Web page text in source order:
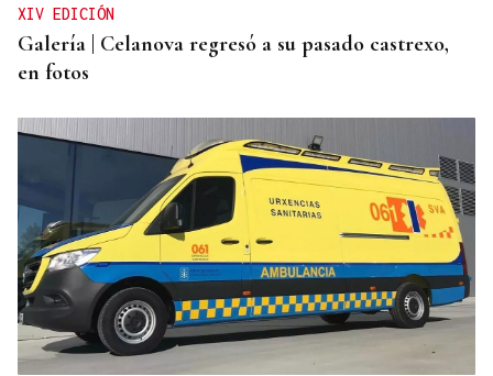
XIV EDICIÓN
Galería | Celanova regresó a su pasado castrexo,
en fotos